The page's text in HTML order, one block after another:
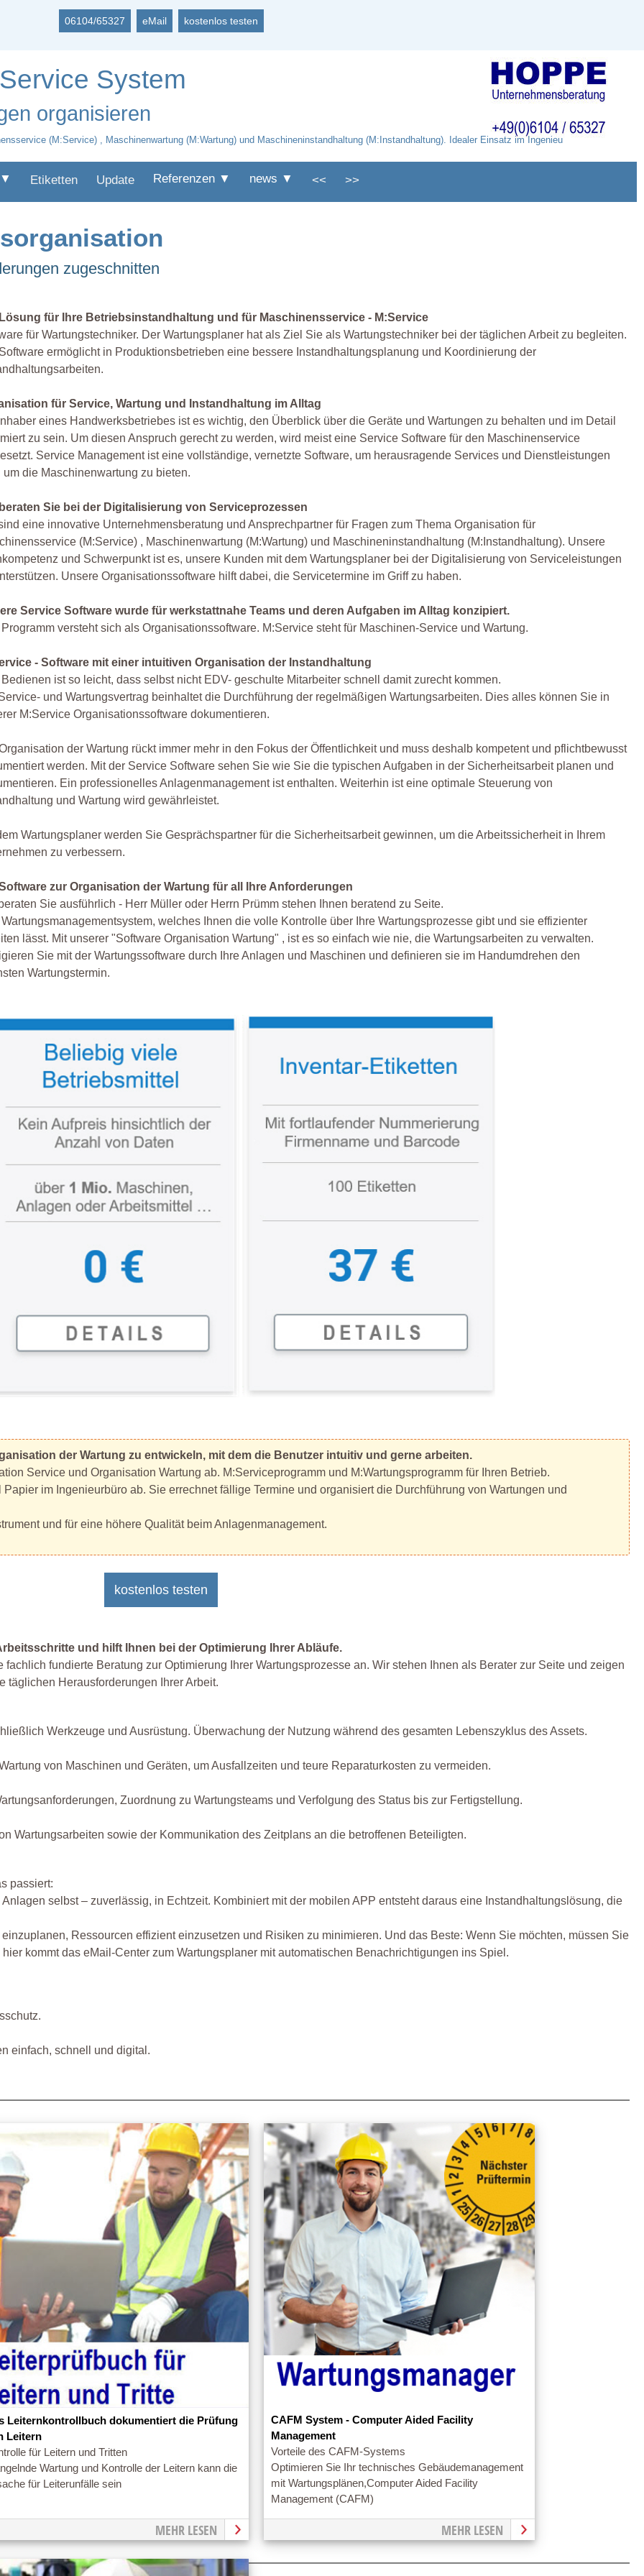
06104/65327 eMail kostenlos testen
System
organisieren
(M:Service) , Maschinenwartung (M:Wartung) und Maschineninstandhaltung (M:Instandhaltung). Idealer Einsatz im Ingenieu
▼ Etiketten Update Referenzen ▼ news ▼ << >>
zugeschnitten
für Ihre Betriebsinstandhaltung und für Maschinensservice - M:Service
für Wartungstechniker. Der Wartungsplaner hat als Ziel Sie als Wartungstechniker bei der täglichen Arbeit zu begleiten.
ermöglicht in Produktionsbetrieben eine bessere Instandhaltungsplanung und Koordinierung der
für Service, Wartung und Instandhaltung im Alltag
eines Handwerksbetriebes ist es wichtig, den Überblick über die Geräte und Wartungen zu behalten und im Detail
zu sein. Um diesen Anspruch gerecht zu werden, wird meist eine Service Software für den Maschinenservice
Service Management ist eine vollständige, vernetzte Software, um herausragende Services und Dienstleistungen
um die Maschinenwartung zu bieten.
Sie bei der Digitalisierung von Serviceprozessen
eine innovative Unternehmensberatung und Ansprechpartner für Fragen zum Thema Organisation für
(M:Service) , Maschinenwartung (M:Wartung) und Maschineninstandhaltung (M:Instandhaltung). Unsere
und Schwerpunkt ist es, unsere Kunden mit dem Wartungsplaner bei der Digitalisierung von Serviceleistungen
Unsere Organisationssoftware hilft dabei, die Servicetermine im Griff zu haben.
Service Software wurde für werkstattnahe Teams und deren Aufgaben im Alltag konzipiert.
versteht sich als Organisationssoftware. M:Service steht für Maschinen-Service und Wartung.
- Software mit einer intuitiven Organisation der Instandhaltung
ist so leicht, dass selbst nicht EDV- geschulte Mitarbeiter schnell damit zurecht kommen.
und Wartungsvertrag beinhaltet die Durchführung der regelmäßigen Wartungsarbeiten. Dies alles können Sie in
M:Service Organisationssoftware dokumentieren.
der Wartung rückt immer mehr in den Fokus der Öffentlichkeit und muss deshalb kompetent und pflichtbewusst
werden. Mit der Service Software sehen Sie wie Sie die typischen Aufgaben in der Sicherheitsarbeit planen und
Ein professionelles Anlagenmanagement ist enthalten. Weiterhin ist eine optimale Steuerung von
und Wartung wird gewährleistet.
Wartungsplaner werden Sie Gesprächspartner für die Sicherheitsarbeit gewinnen, um die Arbeitssicherheit in Ihrem
zu verbessern.
zur Organisation der Wartung für all Ihre Anforderungen
Sie ausführlich - Herr Müller oder Herrn Prümm stehen Ihnen beratend zu Seite.
welches Ihnen die volle Kontrolle über Ihre Wartungsprozesse gibt und sie effizienter
lässt. Mit unserer "Software Organisation Wartung" , ist es so einfach wie nie, die Wartungsarbeiten zu verwalten.
Sie mit der Wartungssoftware durch Ihre Anlagen und Maschinen und definieren sie im Handumdrehen den
Wartungstermin.
der Wartung zu entwickeln, mit dem die Benutzer intuitiv und gerne arbeiten.
Service und Organisation Wartung ab. M:Serviceprogramm und M:Wartungsprogramm für Ihren Betrieb.
im Ingenieurbüro ab. Sie errechnet fällige Termine und organisiert die Durchführung von Wartungen und
und für eine höhere Qualität beim Anlagenmanagement.
kostenlos testen
und hilft Ihnen bei der Optimierung Ihrer Abläufe.
fundierte Beratung zur Optimierung Ihrer Wartungsprozesse an. Wir stehen Ihnen als Berater zur Seite und zeigen
täglichen Herausforderungen Ihrer Arbeit.
Werkzeuge und Ausrüstung. Überwachung der Nutzung während des gesamten Lebenszyklus des Assets.
von Maschinen und Geräten, um Ausfallzeiten und teure Reparaturkosten zu vermeiden.
Zuordnung zu Wartungsteams und Verfolgung des Status bis zur Fertigstellung.
Wartungsarbeiten sowie der Kommunikation des Zeitplans an die betroffenen Beteiligten.
passiert:
selbst – zuverlässig, in Echtzeit. Kombiniert mit der mobilen APP entsteht daraus eine Instandhaltungslösung, die
Ressourcen effizient einzusetzen und Risiken zu minimieren. Und das Beste: Wenn Sie möchten, müssen Sie
kommt das eMail-Center zum Wartungsplaner mit automatischen Benachrichtigungen ins Spiel.
einfach, schnell und digital.
Leiternkontrollbuch dokumentiert die Prüfung
Leitern
für Leitern und Tritten
Wartung und Kontrolle der Leitern kann die
für Leiterunfälle sein
MEHR LESEN
CAFM System - Computer Aided Facility
Management
Vorteile des CAFM-Systems
Optimieren Sie Ihr technisches Gebäudemanagement
mit Wartungsplänen,Computer Aided Facility
Management (CAFM)
MEHR LESEN